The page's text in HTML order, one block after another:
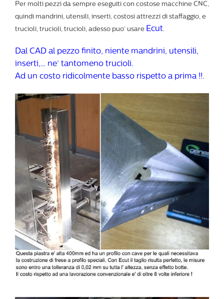
Per molti pezzi da sempre eseguiti con costose macchine CNC,
quindi mandrini, utensili, inserti, costosi attrezzi di staffaggio, e
trucioli, trucioli, trucioli, adesso puo’ usare Ecut.
Dal CAD al pezzo finito, niente mandrini, utensili,
inserti,… ne’ tantomeno trucioli.
Ad un costo ridicolmente basso rispetto a prima !!.